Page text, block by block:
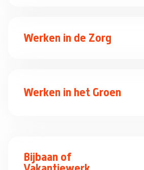
Werken in de Zorg
Werken in het Groen
Bijbaan of